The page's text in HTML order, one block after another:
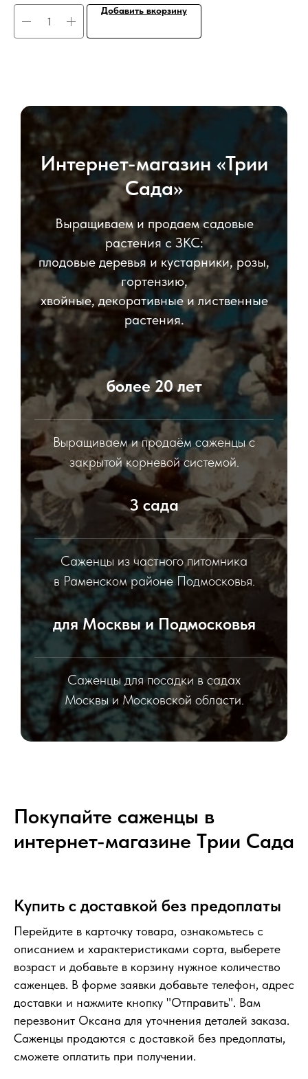
Добавить вкорзину
Интернет-магазин «Трии
Сада»
Выращиваем и продаем садовые
растения с ЗКС:
плодовые деревья и кустарники, розы,
гортензию,
хвойные, декоративные и лиственные
растения.
более 20 лет
Выращиваем и продаём саженцы с
закрытой корневой системой.
3 сада
Саженцы из частного питомника
в Раменском районе Подмосковья.
для Москвы и Подмосковья
Саженцы для посадки в садах
Москвы и Московской области.
Покупайте саженцы в
интернет-магазине Tрии Сада
Купить с доставкой без предоплаты
Перейдите в карточку товара, ознакомьтесь с
описанием и характеристиками сорта, выберете
возраст и добавьте в корзину нужное количество
саженцев. В форме заявки добавьте телефон, адрес
доставки и нажмите кнопку "Отправить". Вам
перезвонит Оксана для уточнения деталей заказа.
Саженцы продаются с доставкой без предоплаты,
сможете оплатить при получении.